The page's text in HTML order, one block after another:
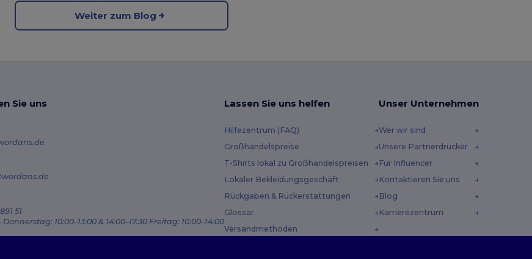
Weiter zum Blog
Sie uns
51
10:00–13:00 & 14:00–17:30 Freitag: 10:00–14:00
Lassen Sie uns helfen
Hilfezentrum (FAQ)
Großhandelspreise
T-Shirts lokal zu Großhandelspreisen
Lokaler Bekleidungsgeschäft
Rückgaben & Rückerstattungen
Glossar
Versandmethoden
Unser Unternehmen
Wer wir sind
Unsere Partnerdrucker
Für Influencer
Kontaktieren Sie uns
Blog
Karrierezentrum